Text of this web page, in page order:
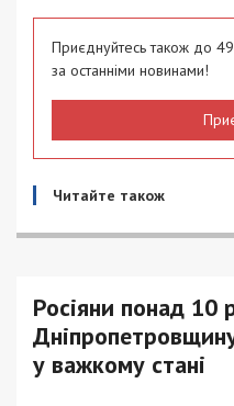
Приєднуйтесь також до
за останніми новинами!
Читайте також
Росіяни понад 10
у важкому стані